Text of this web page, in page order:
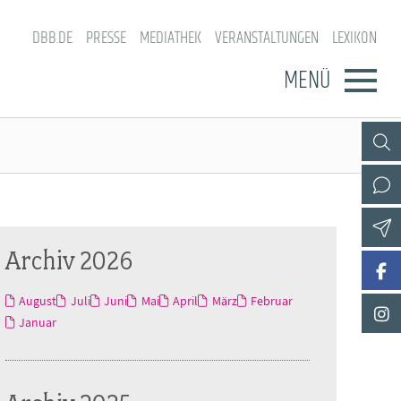
DBB.DE PRESSE MEDIATHEK VERANSTALTUNGEN LEXIKON
MENÜ
Archiv 2026
August Juli Juni Mai April März
Februar
Januar